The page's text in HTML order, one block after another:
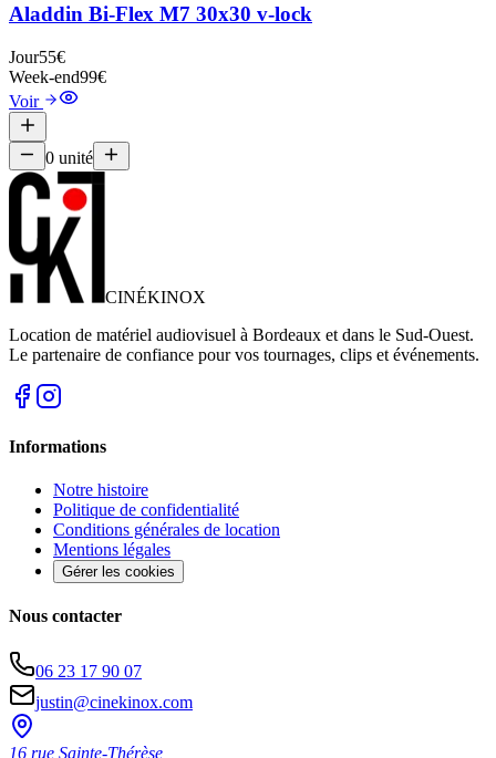
Aladdin Bi-Flex M7 30x30 v-lock
Jour55€
Week-end99€
Voir
0 unité
CINÉKINOX
Location de matériel audiovisuel à Bordeaux et dans le Sud-Ouest.
Le partenaire de confiance pour vos tournages, clips et événements.
Informations
Notre histoire
Politique de confidentialité
Conditions générales de location
Mentions légales
Gérer les cookies
Nous contacter
06 23 17 90 07
justin@cinekinox.com
16 rue Sainte-Thérèse